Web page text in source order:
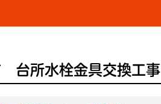
台所水栓金具交換工事